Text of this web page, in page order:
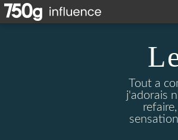
Tout a
j'adorais